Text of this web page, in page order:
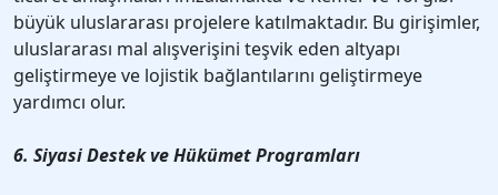
büyük uluslararası projelere katılmaktadır. Bu girişimler,
uluslararası mal alışverişini teşvik eden altyapı
geliştirmeye ve lojistik bağlantılarını geliştirmeye
yardımcı olur.
6. Siyasi Destek ve Hükümet Programları